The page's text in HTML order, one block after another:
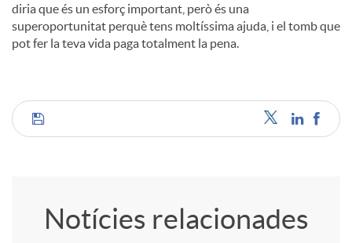
diria que és un esforç important, però és una
superoportunitat perquè tens moltíssima ajuda, i el tomb que
pot fer la teva vida paga totalment la pena.
C
Notícies relacionades